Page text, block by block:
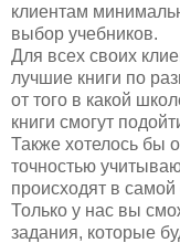
клиентам
выбор учебников.
Для всех своих
лучшие книги по
от того в какой
книги смогут
Также хотелось бы
точностью
происходят в
Только у нас вы
задания, которые